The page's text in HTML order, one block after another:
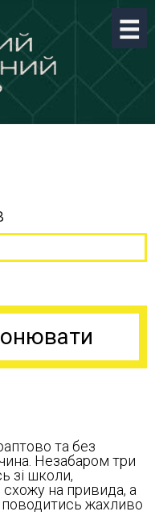
та без
Незабаром три
зі школи,
схожу на привида, а
поводитись жахливо